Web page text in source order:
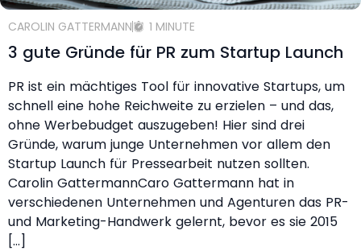
CAROLIN GATTERMANN 1 MINUTE
3 gute Gründe für PR zum Startup Launch
PR ist ein mächtiges Tool für innovative Startups, um
schnell eine hohe Reichweite zu erzielen – und das,
ohne Werbebudget auszugeben! Hier sind drei
Gründe, warum junge Unternehmen vor allem den
Startup Launch für Pressearbeit nutzen sollten.
Carolin GattermannCaro Gattermann hat in
verschiedenen Unternehmen und Agenturen das PR-
und Marketing-Handwerk gelernt, bevor es sie 2015
[…]